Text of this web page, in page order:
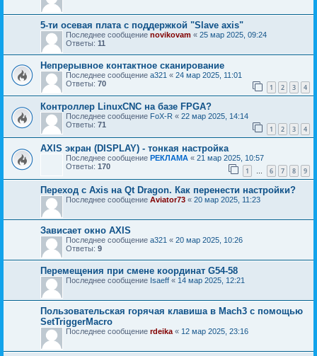
5-ти осевая плата с поддержкой "Slave axis"
Последнее сообщение novikovam « 25 мар 2025, 09:24
Ответы: 11
Непрерывное контактное сканирование
Последнее сообщение a321 « 24 мар 2025, 11:01
Ответы: 70 1 2 3 4
Контроллер LinuxCNC на базе FPGA?
Последнее сообщение FoX-R « 22 мар 2025, 14:14
Ответы: 71 1 2 3 4
AXIS экран (DISPLAY) - тонкая настройка
Последнее сообщение РЕКЛАМА « 21 мар 2025, 10:57
Ответы: 170 1 … 6 7 8 9
Переход с Axis на Qt Dragon. Как перенести настройки?
Последнее сообщение Aviator73 « 20 мар 2025, 11:23
Зависает окно AXIS
Последнее сообщение a321 « 20 мар 2025, 10:26
Ответы: 9
Перемещения при смене координат G54-58
Последнее сообщение Isaeff « 14 мар 2025, 12:21
Пользовательская горячая клавиша в Mach3 с помощью
SetTriggerMacro
Последнее сообщение rdeika « 12 мар 2025, 23:16